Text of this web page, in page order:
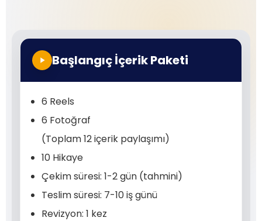
Başlangıç İçerik Paketi
6 Reels
6 Fotoğraf
(Toplam 12 içerik paylaşımı)
10 Hikaye
Çekim süresi: 1-2 gün (tahmini)
Teslim süresi: 7-10 iş günü
Revizyon: 1 kez